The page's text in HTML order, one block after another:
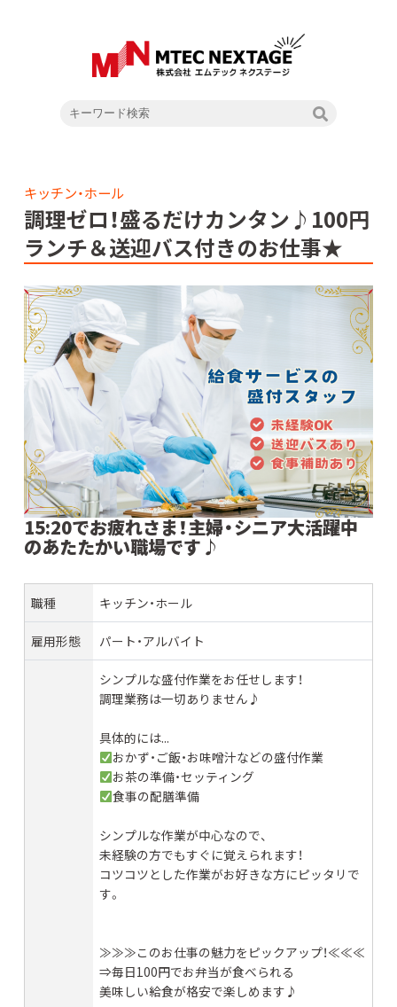
キッチン・ホール
調理ゼロ！盛るだけカンタン♪100円
ランチ＆送迎バス付きのお仕事★
15:20でお疲れさま！主婦・シニア大活躍中
のあたたかい職場です♪
職種 キッチン・ホール
雇用形態 パート・アルバイト
シンプルな盛付作業をお任せします！
調理業務は一切ありません♪
具体的には...
おかず・ご飯・お味噌汁などの盛付作業
お茶の準備・セッティング
食事の配膳準備
シンプルな作業が中心なので、
未経験の方でもすぐに覚えられます！
コツコツとした作業がお好きな方にピッタリで
す。
≫≫≫このお仕事の魅力をピックアップ！≪≪≪
⇒毎日100円でお弁当が食べられる
美味しい給食が格安で楽しめます♪